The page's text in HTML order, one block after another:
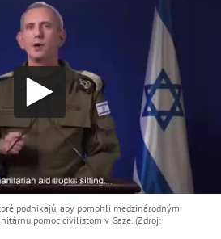
podnikajú, aby pomohli medzinárodným
pomoc civilistom v Gaze. (Zdroj: